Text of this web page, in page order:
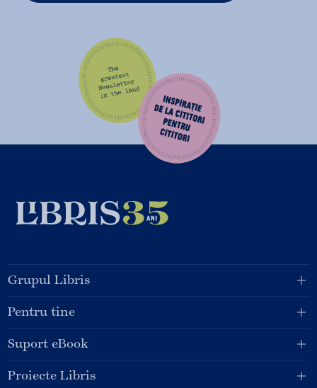
Grupul Libris
Pentru tine
Suport eBook
Proiecte Libris